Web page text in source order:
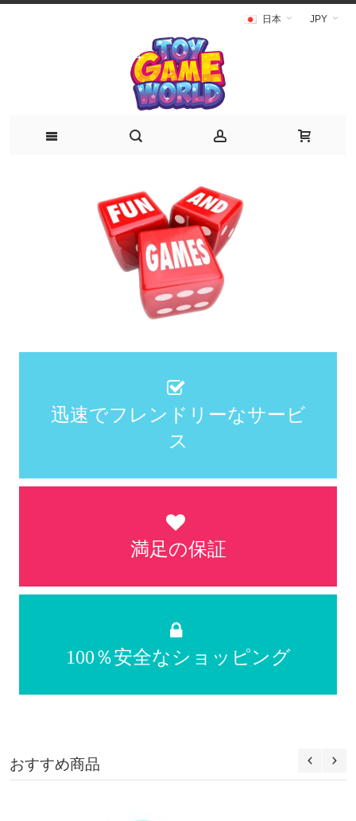
JPY
日本
迅速でフレンドリーなサービ
ス
満足の保証
100％安全なショッピング
おすすめ商品